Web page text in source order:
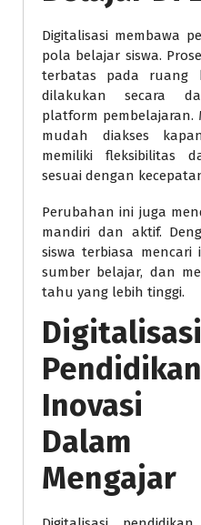
Digitalisasi membawa
pola belajar siswa.
terbatas pada ruang
dilakukan secara
platform pembelajaran.
mudah diakses
memiliki fleksibilitas
sesuai dengan
Perubahan ini juga
mandiri dan aktif.
siswa terbiasa mencari
sumber belajar, dan
tahu yang lebih tinggi.
Digitalisasi
Inovasi
Dalam
Mengajar